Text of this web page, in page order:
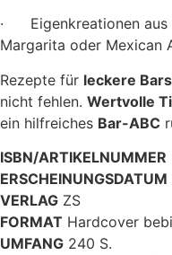
· Eigenkreationen aus
Margarita oder Mexican
Rezepte für leckere
nicht fehlen. Wertvolle
ein hilfreiches Bar-ABC
ISBN/ARTIKELNUMMER
ERSCHEINUNGSDATUM
VERLAG ZS
FORMAT Hardcover
UMFANG 240 S.